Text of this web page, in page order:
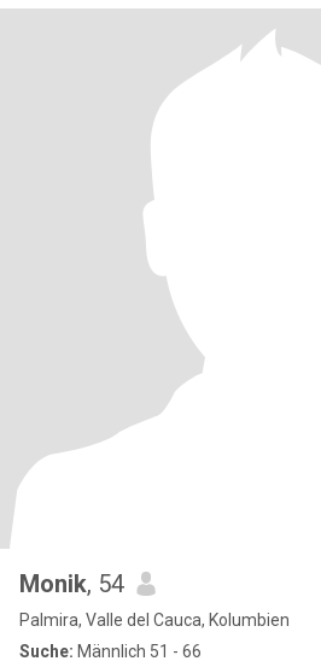
Monik, 54
Palmira, Valle del Cauca, Kolumbien
Suche: Männlich 51 - 66